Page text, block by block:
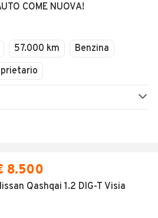
COME NUOVA!
57.000 km
Benzina
8.500
Qashqai 1.2 DIG-T Visia